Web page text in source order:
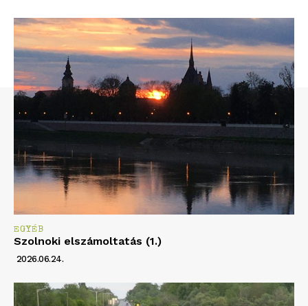
EGYÉB
Szolnoki elszámoltatás (1.)
2026.06.24.